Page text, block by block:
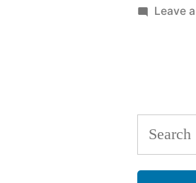
Leave
Search
for: